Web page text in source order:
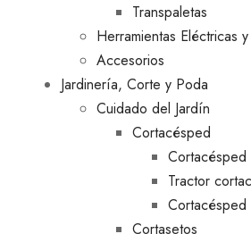
Transpaletas
Herramientas Eléctricas
Accesorios
Jardinería, Corte y Poda
Cuidado del Jardín
Cortacésped
Cortacésped
Tractor
Cortasetos